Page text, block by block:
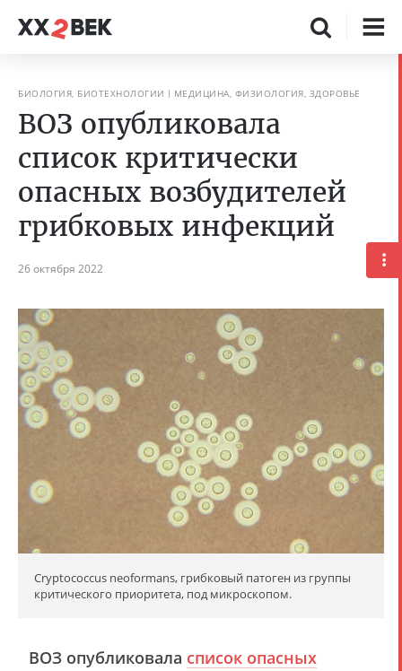
БИОЛОГИЯ, БИОТЕХНОЛОГИИ МЕДИЦИНА, ФИЗИОЛОГИЯ, ЗДОРОВЬЕ
ВОЗ опубликовала
список критически
опасных возбудителей
грибковых инфекций
26 октября 2022
Cryptococcus neoformans, грибковый патоген из группы
критического приоритета, под микроскопом.
ВОЗ опубликовала список опасных